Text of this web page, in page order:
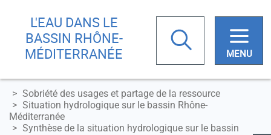
L'EAU DANS LE
BASSIN RHÔNE-
MÉDITERRANÉE
Rechercher
Votre
Sobriété des usages et partage de la ressource
Situation hydrologique sur le bassin Rhône-
Méditerranée
Synthèse de la situation hydrologique sur le bassin
la taille